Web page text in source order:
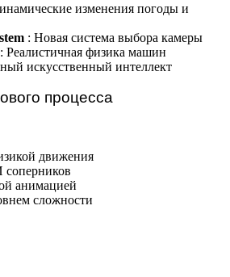
изменения погоды и
: Новая система выбора камеры
: Реалистичная физика машин
искусственный интеллект
процесса
движения
анимацией
сложности